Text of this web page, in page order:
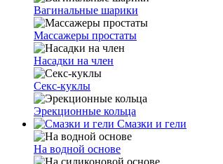
Вагинальные шарики
Массажеры простаты
Насадки на член
Секс-куклы
Эрекционные кольца
Смазки и гели
На водной основе